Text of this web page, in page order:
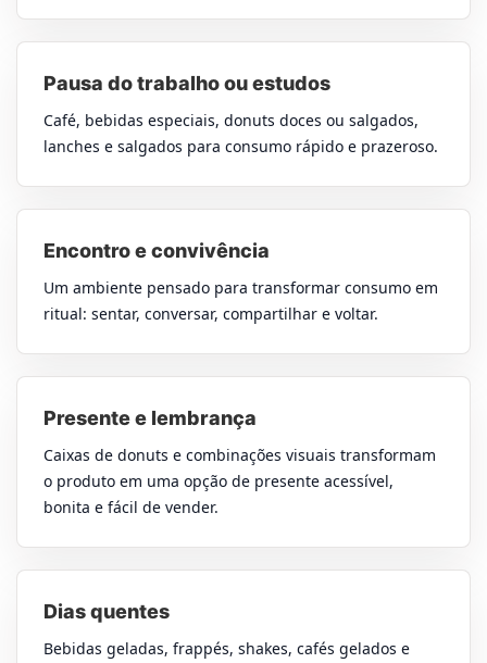
Pausa do trabalho ou estudos
Café, bebidas especiais, donuts doces ou salgados,
lanches e salgados para consumo rápido e prazeroso.
Encontro e convivência
Um ambiente pensado para transformar consumo em
ritual: sentar, conversar, compartilhar e voltar.
Presente e lembrança
Caixas de donuts e combinações visuais transformam
o produto em uma opção de presente acessível,
bonita e fácil de vender.
Dias quentes
Bebidas geladas, frappés, shakes, cafés gelados e